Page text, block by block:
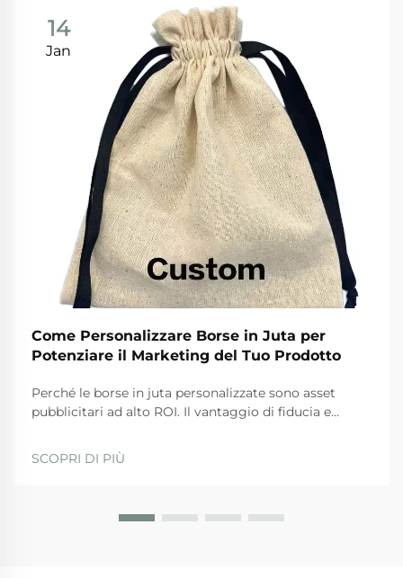
14
Jan
Come Personalizzare Borse in Juta per
Potenziare il Marketing del Tuo Prodotto
Perché le borse in juta personalizzate sono asset
pubblicitari ad alto ROI. Il vantaggio di fiducia e
consumatori in ambasciatori del brand. Quando si
SCOPRI DI PIÙ